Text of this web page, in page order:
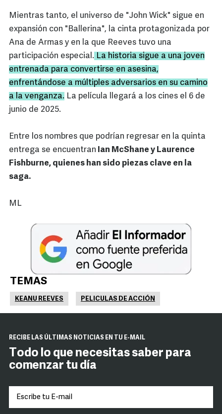
Mientras tanto, el universo de "John Wick" sigue en
expansión con "Ballerina", la cinta protagonizada por
Ana de Armas y en la que Reeves tuvo una
participación especial. La historia sigue a una joven
entrenada para convertirse en asesina,
enfrentándose a múltiples adversarios en su camino
a la venganza. La película llegará a los cines el 6 de
junio de 2025.
Entre los nombres que podrían regresar en la quinta
entrega se encuentran Ian McShane y Laurence
Fishburne, quienes han sido piezas clave en la
saga.
ML
TEMAS
KEANU REEVES PELICULAS DE ACCIÓN
RECIBE LAS ÚLTIMAS NOTICIAS EN TU E-MAIL
Todo lo que necesitas saber para
comenzar tu día